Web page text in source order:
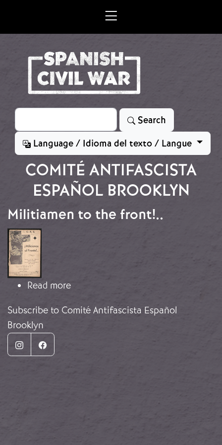
Search
Search
Language / Idioma del texto / Langue
COMITÉ ANTIFASCISTA
ESPAÑOL BROOKLYN
Militiamen to the front!..
Image
Read moreabout Militiamen to the front!..
Subscribe to Comité Antifascista Español
Brooklyn
InstagramFacebook